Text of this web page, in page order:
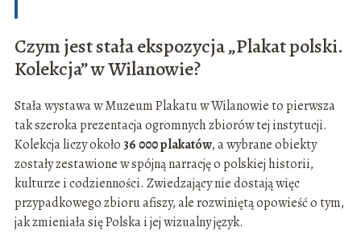
Czym jest stała ekspozycja „Plakat polski.
Kolekcja” w Wilanowie?
Stała wystawa w Muzeum Plakatu w Wilanowie to pierwsza
tak szeroka prezentacja ogromnych zbiorów tej instytucji.
Kolekcja liczy około36 000 plakatów, a wybrane obiekty
zostały zestawione w spójną narrację o polskiej historii,
kulturze i codzienności. Zwiedzający nie dostają więc
przypadkowego zbioru afiszy, ale rozwiniętą opowieść o tym,
jak zmieniała się Polska i jej wizualny język.